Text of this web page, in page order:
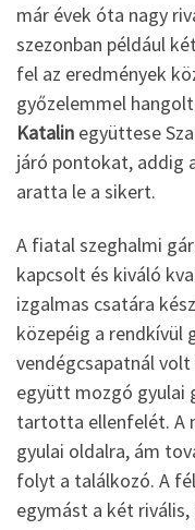
már évek óta nagy
szezonban például
fel az eredmények
győzelemmel
Katalin együttese
járó pontokat, addig
aratta le a sikert.
A fiatal szeghalmi
kapcsolt és kiváló
izgalmas csatára
közepéig a rendkívül
vendégcsapatnál volt
együtt mozgó gyulai
tartotta ellenfelét. A
gyulai oldalra, ám
folyt a találkozó. A
egymást a két